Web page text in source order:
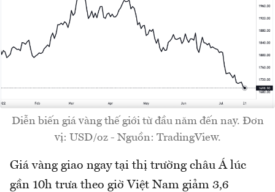
Diễn biến giá vàng thế giới từ đầu năm đến nay. Đơn
vị: USD/oz - Nguồn: TradingView.
Giá vàng giao ngay tại thị trường châu Á lúc
gần 10h trưa theo giờ Việt Nam giảm 3,6